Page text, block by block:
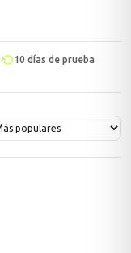
10 días de prueba